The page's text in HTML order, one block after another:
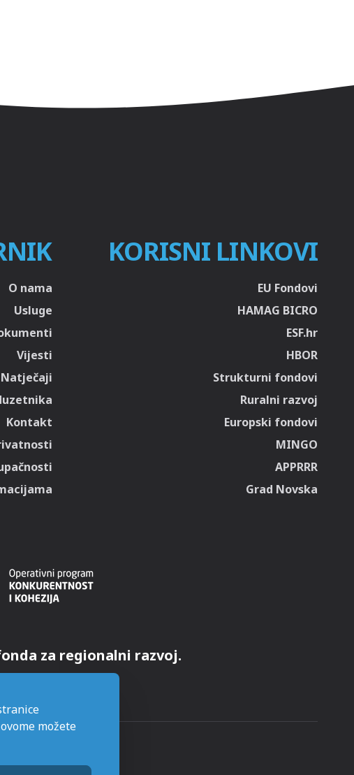
O nama
Usluge
Vijesti
Natječaji
Kontakt
KORISNI LINKOVI
EU Fondovi
HAMAG BICRO
ESF.hr
HBOR
Strukturni fondovi
Ruralni razvoj
Europski fondovi
MINGO
APPRRR
Grad Novska
za regionalni razvoj.
možete